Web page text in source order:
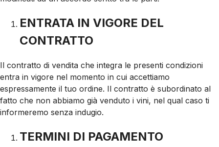
ENTRATA IN VIGORE DEL
CONTRATTO
Il contratto di vendita che integra le presenti condizioni
entra in vigore nel momento in cui accettiamo
espressamente il tuo ordine. Il contratto è subordinato al
fatto che non abbiamo già venduto i vini, nel qual caso ti
informeremo senza indugio.
TERMINI DI PAGAMENTO